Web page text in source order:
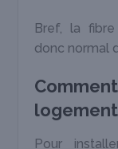
Bref, la
donc normal
Pour